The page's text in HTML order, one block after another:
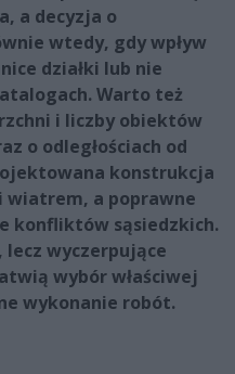
a decyzja o
wtedy, gdy wpływ
działki lub nie
Warto też
i liczby obiektów
o odległościach od
konstrukcja
wiatrem, a poprawne
konfliktów sąsiedzkich.
lecz wyczerpujące
wybór właściwej
wykonanie robót.